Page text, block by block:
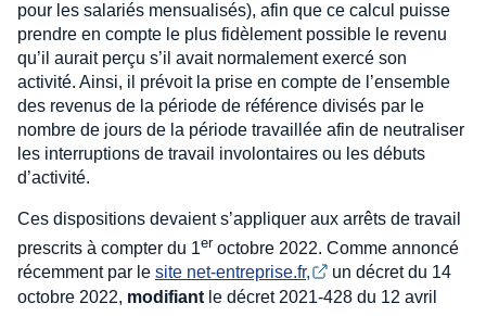
pour les salariés mensualisés), afin que ce calcul puisse
prendre en compte le plus fidèlement possible le revenu
qu’il aurait perçu s’il avait normalement exercé son
activité. Ainsi, il prévoit la prise en compte de l’ensemble
des revenus de la période de référence divisés par le
nombre de jours de la période travaillée afin de neutraliser
les interruptions de travail involontaires ou les débuts
d’activité.
Ces dispositions devaient s’appliquer aux arrêts de travail
prescrits à compter du 1er octobre 2022. Comme annoncé
récemment par le site net-entreprise.fr,
un décret du 14
octobre 2022, modifiant le décret 2021-428 du 12 avril